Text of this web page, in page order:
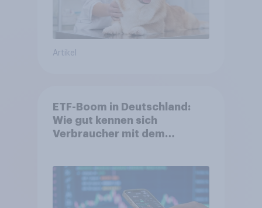
Artikel
ETF-Boom in Deutschland:
Wie gut kennen sich
Verbraucher mit dem